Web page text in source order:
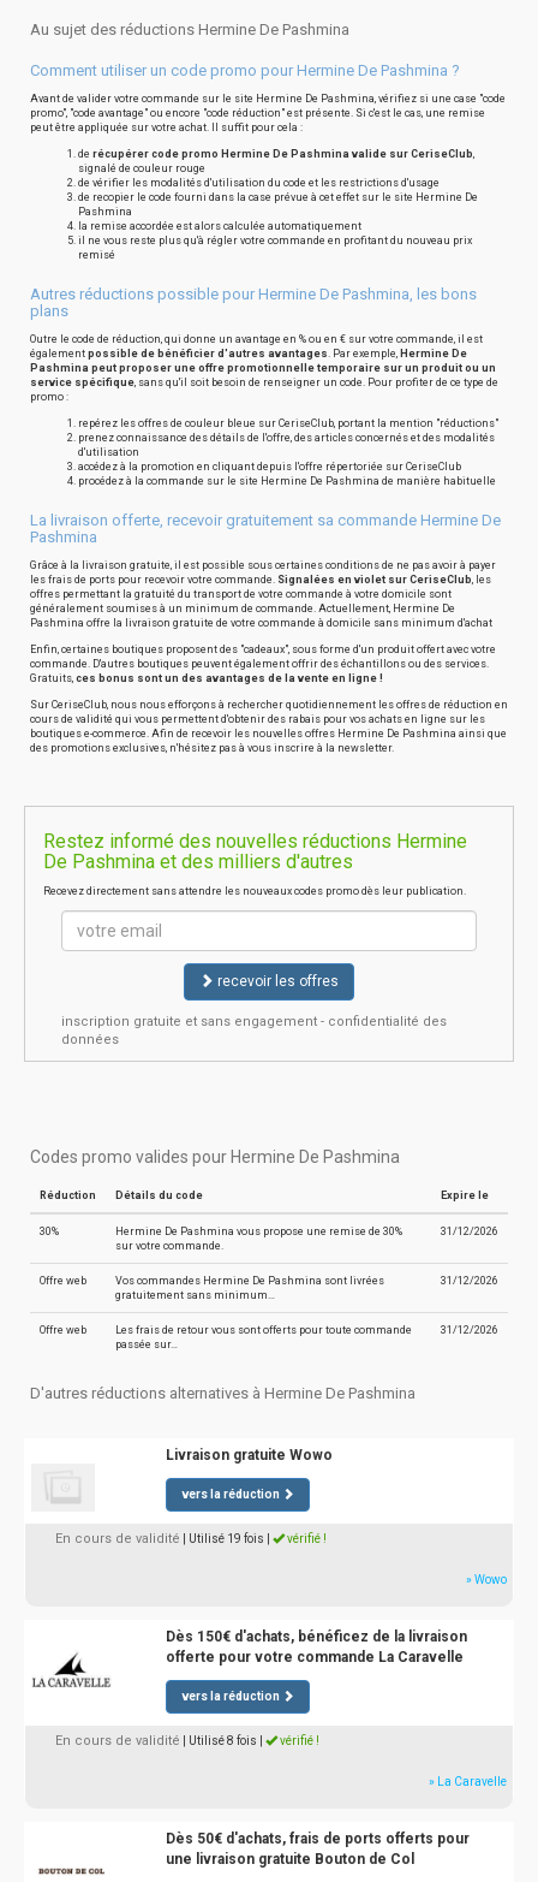
Au sujet des réductions Hermine De Pashmina
Comment utiliser un code promo pour Hermine De Pashmina ?
Avant de valider votre commande sur le site Hermine De Pashmina, vérifiez si une case "code
promo", "code avantage" ou encore "code réduction" est présente. Si c'est le cas, une remise
peut être appliquée sur votre achat. Il suffit pour cela :
de récupérer code promo Hermine De Pashmina valide sur CeriseClub,
signalé de couleur rouge
de vérifier les modalités d'utilisation du code et les restrictions d'usage
de recopier le code fourni dans la case prévue à cet effet sur le site Hermine De
Pashmina
la remise accordée est alors calculée automatiquement
il ne vous reste plus qu'à régler votre commande en profitant du nouveau prix
remisé
Autres réductions possible pour Hermine De Pashmina, les bons
plans
Outre le code de réduction, qui donne un avantage en % ou en € sur votre commande, il est
également possible de bénéficier d'autres avantages. Par exemple, Hermine De
Pashmina peut proposer une offre promotionnelle temporaire sur un produit ou un
service spécifique, sans qu'il soit besoin de renseigner un code. Pour profiter de ce type de
promo :
repérez les offres de couleur bleue sur CeriseClub, portant la mention "réductions"
prenez connaissance des détails de l'offre, des articles concernés et des modalités
d'utilisation
accédez à la promotion en cliquant depuis l'offre répertoriée sur CeriseClub
procédez à la commande sur le site Hermine De Pashmina de manière habituelle
La livraison offerte, recevoir gratuitement sa commande Hermine De
Pashmina
Grâce à la livraison gratuite, il est possible sous certaines conditions de ne pas avoir à payer
les frais de ports pour recevoir votre commande. Signalées en violet sur CeriseClub, les
offres permettant la gratuité du transport de votre commande à votre domicile sont
généralement soumises à un minimum de commande. Actuellement, Hermine De
Pashmina offre la livraison gratuite de votre commande à domicile sans minimum d'achat
Enfin, certaines boutiques proposent des "cadeaux", sous forme d'un produit offert avec votre
commande. D'autres boutiques peuvent également offrir des échantillons ou des services.
Gratuits, ces bonus sont un des avantages de la vente en ligne !
Sur CeriseClub, nous nous efforçons à rechercher quotidiennement les offres de réduction en
cours de validité qui vous permettent d'obtenir des rabais pour vos achats en ligne sur les
boutiques e-commerce. Afin de recevoir les nouvelles offres Hermine De Pashmina ainsi que
des promotions exclusives, n'hésitez pas à vous inscrire à la newsletter.
Restez informé des nouvelles réductions Hermine
De Pashmina et des milliers d'autres
Recevez directement sans attendre les nouveaux codes promo dès leur publication.
recevoir les offres
inscription gratuite et sans engagement - confidentialité des
données
Codes promo valides pour Hermine De Pashmina
Réduction Détails du code Expire le
30%
Hermine De Pashmina vous propose une remise de 30%
sur votre commande.
31/12/2026
Offre web
Vos commandes Hermine De Pashmina sont livrées
gratuitement sans minimum…
31/12/2026
Offre web
Les frais de retour vous sont offerts pour toute commande
passée sur…
31/12/2026
D'autres réductions alternatives à Hermine De Pashmina
Livraison gratuite Wowo
vers la réduction
En cours de validité | Utilisé 19 fois vérifié !
» Wowo
Dès 150€ d'achats, bénéficez de la livraison
offerte pour votre commande La Caravelle
vers la réduction
En cours de validité | Utilisé 8 fois vérifié !
» La Caravelle
Dès 50€ d'achats, frais de ports offerts pour
une livraison gratuite Bouton de Col